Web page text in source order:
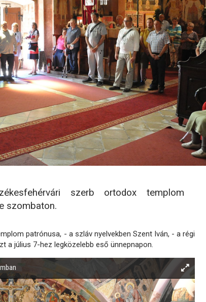
szerb ortodox templom
szombaton.
patrónusa, - a szláv nyelvekben Szent Iván, - a régi
a július 7-hez legközelebb eső ünnepnapon.